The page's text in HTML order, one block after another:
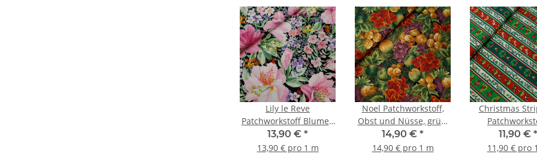
Lily le Reve
Patchworkstoff Blumen
rosa, grün, orange,
schwarz, flieder
13,90 € *
13,90 € pro 1 m
Noel Patchworkstoff,
Obst und Nüsse, grün,
beere, rot, gold
14,90 € *
14,90 € pro 1 m
Christmas
Streifen,
grün, rot,
11,90 € *
11,90 € pro